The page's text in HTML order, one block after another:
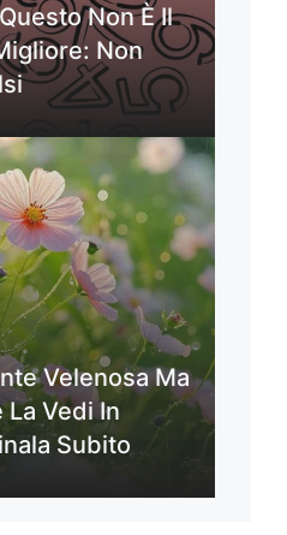
Non È Il
Non
Velenosa Ma
La Vedi In
Subito